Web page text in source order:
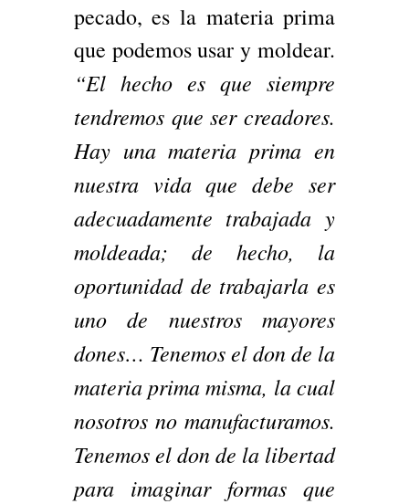
pecado, es la materia prima
que podemos usar y moldear.
“El hecho es que siempre
tendremos que ser creadores.
Hay una materia prima en
nuestra vida que debe ser
adecuadamente trabajada y
moldeada; de hecho, la
oportunidad de trabajarla es
uno de nuestros mayores
dones… Tenemos el don de la
materia prima misma, la cual
nosotros no manufacturamos.
Tenemos el don de la libertad
para imaginar formas que